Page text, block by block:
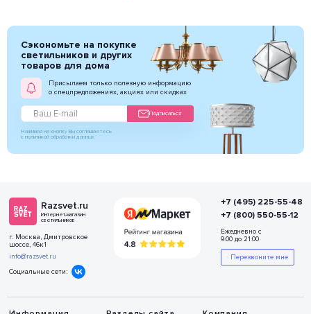
Сэкономьте на покупке
светильников и других
товаров для дома
Присылаем только полезную информацию
о спецпредложениях, акциях или скидках
Подписаться
Нажимая на кнопку Вы соглашаетесь
с политикой обработки данных
Razsvet.ru
Интернет-магазин
светильников
г. Москва, Дмитровское
шоссе, 46к1
info@razsvet.ru
Социальные сети:
+7 (495) 225-55-48
+7 (800) 550-55-12
Ежедневно с
9:00 до 21:00
Перезвоните мне